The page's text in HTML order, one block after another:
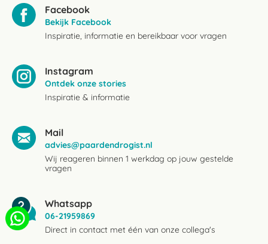
Facebook
Bekijk Facebook
Inspiratie, informatie en bereikbaar voor vragen
Instagram
Ontdek onze stories
Inspiratie & informatie
Mail
advies@paardendrogist.nl
Wij reageren binnen 1 werkdag op jouw gestelde
vragen
Whatsapp
06-21959869
Direct in contact met één van onze collega's